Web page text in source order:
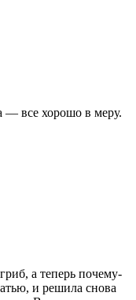
— все хорошо в меру.
а теперь почему-
и решила снова